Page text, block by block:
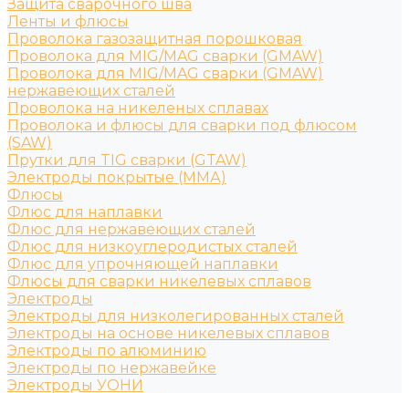
Защита сварочного шва
Ленты и флюсы
Проволока газозащитная порошковая
Проволока для MIG/MAG сварки (GMAW)
Проволока для MIG/MAG сварки (GMAW)
нержавеющих сталей
Проволока на никеленых сплавах
Проволока и флюсы для сварки под флюсом
(SAW)
Прутки для TIG сварки (GTAW)
Электроды покрытые (ММА)
Флюсы
Флюс для наплавки
Флюс для нержавеющих сталей
Флюс для низкоуглеродистых сталей
Флюс для упрочняющей наплавки
Флюсы для сварки никелевых сплавов
Электроды
Электроды для низколегированных сталей
Электроды на основе никелевых сплавов
Электроды по алюминию
Электроды по нержавейке
Электроды УОНИ